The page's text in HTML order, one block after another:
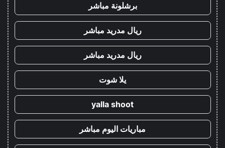
برشلونة مباشر
ريال مدريد مباشر
ريال مدريد مباشر
يلا شوت
yalla shoot
مباريات اليوم مباشر